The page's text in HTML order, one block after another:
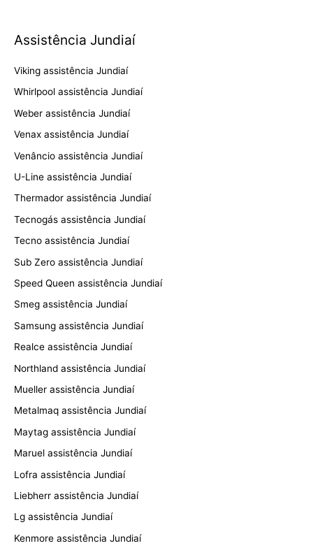
Assistência Jundiaí
Viking assistência Jundiaí
Whirlpool assistência Jundiaí
Weber assistência Jundiaí
Venax assistência Jundiaí
Venâncio assistência Jundiaí
U-Line assistência Jundiaí
Thermador assistência Jundiaí
Tecnogás assistência Jundiaí
Tecno assistência Jundiaí
Sub Zero assistência Jundiaí
Speed Queen assistência Jundiaí
Smeg assistência Jundiaí
Samsung assistência Jundiaí
Realce assistência Jundiaí
Northland assistência Jundiaí
Mueller assistência Jundiaí
Metalmaq assistência Jundiaí
Maytag assistência Jundiaí
Maruel assistência Jundiaí
Lofra assistência Jundiaí
Liebherr assistência Jundiaí
Lg assistência Jundiaí
Kenmore assistência Jundiaí